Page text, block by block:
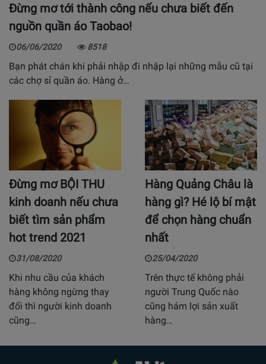
Đừng mơ tới thành công nếu chưa biết đến
nguồn quần áo Taobao!
06/06/2020 8518
Bạn phát chán khi phải nhập đi nhập lại những mẫu cũ tại
các chợ sỉ quần áo. Hàng ở…
Đừng mơ BỘI THU
kinh doanh nếu chưa
biết tìm sản phẩm
hot trend 2021
31/08/2020
Khi nhu cầu của khách
hàng không ngừng thay
đổi thì người kinh doanh
cũng…
Hàng Quảng Châu là
hàng gì? Hé lộ bí mật
để chọn hàng chuẩn
nhất
25/04/2020
Trên thực tế không phải
người Trung Quốc nào
cũng hám lợi sản xuất
hàng…